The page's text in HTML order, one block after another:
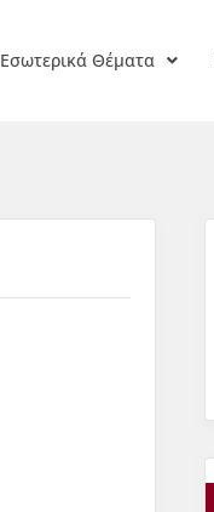
Εσωτερικά Θέματα